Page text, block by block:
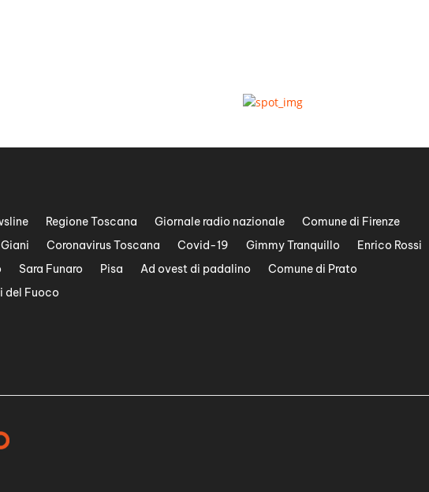
Regione Toscana Giornale radio nazionale
Comune di Firenze
Coronavirus Toscana Covid-19 Gimmy Tranquillo
Enrico Rossi
Sara Funaro Pisa Ad ovest di padalino
Comune di Prato
del Fuoco